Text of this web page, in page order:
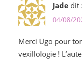
Jade dit :
04/08/
Merci Ugo pour
vexillologie !